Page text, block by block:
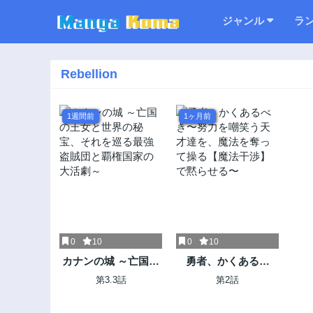
ジャンル ラ
Rebellion
1週間前
0 10
カナンの城 ～亡国の
王女と世界の秘宝、
第3.3話
1ヶ月前
0 10
勇者、かくあるべ
き〜努力を嘲笑う天
第2話